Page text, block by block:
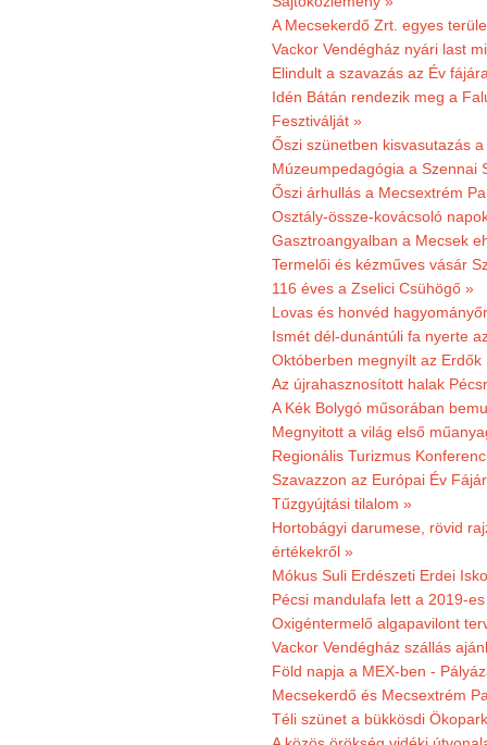
A Mecsekerdő Zrt. egyes
Vackor Vendégház nyári last
Elindult a szavazás az Év
Idén Bátán rendezik meg a
Fesztiválját »
Őszi szünetben kisvasutazás
Múzeumpedagógia a Szennai
Őszi árhullás a Mecsextrém
Osztály-össze-kovácsoló
Gasztroangyalban a Mecsek
Termelői és kézműves vásár
116 éves a Zselici Csühögő »
Lovas és honvéd
Ismét dél-dunántúli fa nyerte
Októberben megnyílt az
Az újrahasznosított halak
A Kék Bolygó műsorában
Megnyitott a világ első
Regionális Turizmus
Szavazzon az Európai Év
Tűzgyújtási tilalom »
Hortobágyi darumese, rövid
értékekről »
Mókus Suli Erdészeti Erdei
Pécsi mandulafa lett a 2019-
Oxigéntermelő algapavilont
Vackor Vendégház szállás
Föld napja a MEX-ben -
Mecsekerdő és Mecsextrém
Téli szünet a bükkösdi